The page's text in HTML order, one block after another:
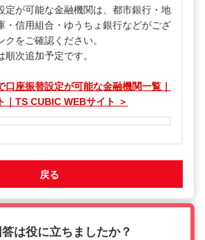
定が可能な金融機関は、都市銀行・地
・信用組合・ゆうちょ銀行などがござ
クをご確認ください。
次追加予定です。
口座振替設定が可能な金融機関一覧｜
｜TS CUBIC WEBサイト ＞
戻る
は役に立ちましたか？